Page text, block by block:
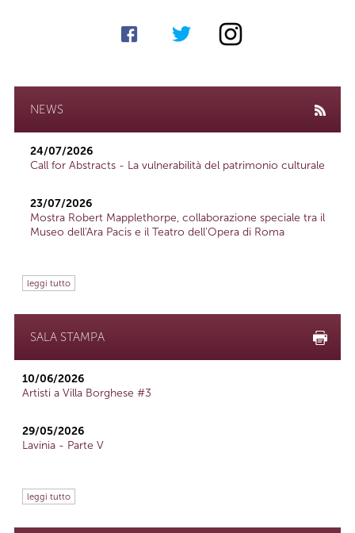
NEWS
24/07/2026
Call for Abstracts - La vulnerabilità del patrimonio culturale
23/07/2026
Mostra Robert Mapplethorpe, collaborazione speciale tra il
Museo dell'Ara Pacis e il Teatro dell'Opera di Roma
leggi tutto
SALA STAMPA
10/06/2026
Artisti a Villa Borghese #3
29/05/2026
Lavinia - Parte V
leggi tutto